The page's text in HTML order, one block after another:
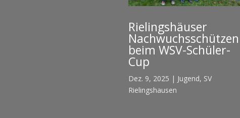
Rielingshäuser
Nachwuchsschützen
beim WSV-Schüler-
Cup
Dez. 9, 2025 | Jugend, SV
Rielingshausen